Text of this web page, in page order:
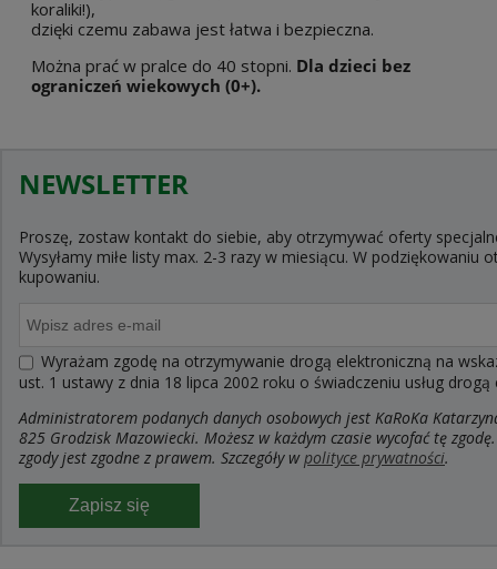
koraliki!),
dzięki czemu zabawa jest łatwa i bezpieczna.
Można prać w pralce do 40 stopni. Dla dzieci bez
ograniczeń wiekowych (0+).
NEWSLETTER
Proszę, zostaw kontakt do siebie, aby otrzymywać oferty
Wysyłamy miłe listy max. 2-3 razy w miesiącu. W
kupowaniu.
Wyrażam zgodę na otrzymywanie drogą elektroniczną na
ust. 1 ustawy z dnia 18 lipca 2002 roku o świadczeniu usług
Administratorem podanych danych osobowych jest KaRoKa
825 Grodzisk Mazowiecki. Możesz w każdym czasie wycofać tę
zgody jest zgodne z prawem. Szczegóły wpolityce prywatności.
Zapisz się